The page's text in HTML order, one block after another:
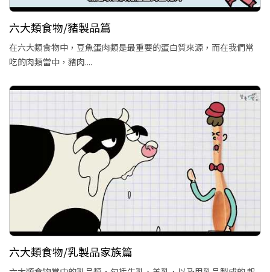
六大類食物/豬製品篇
在六大類食物中，豆魚蛋肉類是最重要的蛋白質來源，而在我們常
吃的肉類當中，豬肉....
六大類食物/乳製品家族篇